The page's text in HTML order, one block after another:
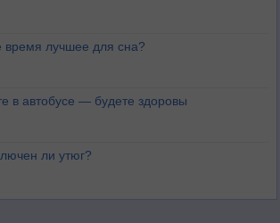
время лучшее для сна?
в автобусе — будете здоровы
ли утюг?